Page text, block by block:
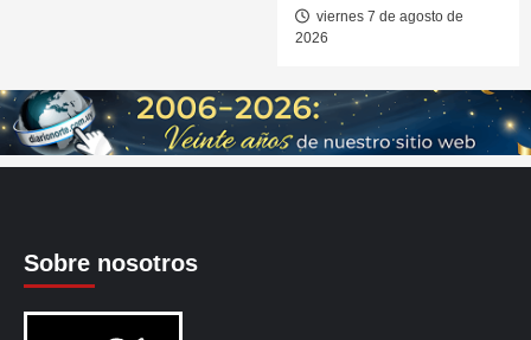
viernes 7 de agosto de
2026
Sobre nosotros